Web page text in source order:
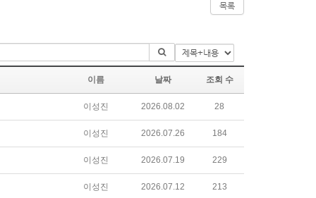
목록
이름 날짜 조회 수
이성진 2026.08.02 28
이성진 2026.07.26 184
이성진 2026.07.19 229
이성진 2026.07.12 213